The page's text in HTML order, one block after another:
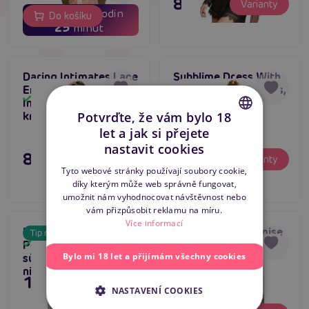
02 dní 01 hodin
25 minut
Do košíku
Varianty
Daring Intimates Lace
Embrace Babydoll 2-
In-1 Set (Purple),
krajkový babydoll
Skladem
895 Kč
Subblime Dress With
Black Leather Straps,
šaty s ramínkama
695 Kč Varianty
Tip na dárek
Passion AMBERLY
Peignoir (Black),
sůvdný župánek pro
ni
Skladem
1 495 Kč
Bestseller
Casmir KEA Chemise
(Black), průhledná
erotická košilka
Skladem
ENGLISH
Potvrďte, že vám bylo 18
let a jak si přejete
nastavit cookies
Tyto webové stránky používají soubory cookie,
díky kterým může web správně fungovat,
umožnit nám vyhodnocovat návštěvnost nebo
vám přizpůsobit reklamu na míru.
Více informací
Bylo mi 18 let a přijímám všechny cookies
NASTAVENÍ COOKIES